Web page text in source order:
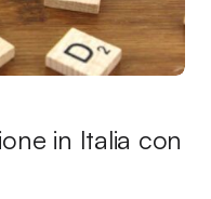
in Italia con